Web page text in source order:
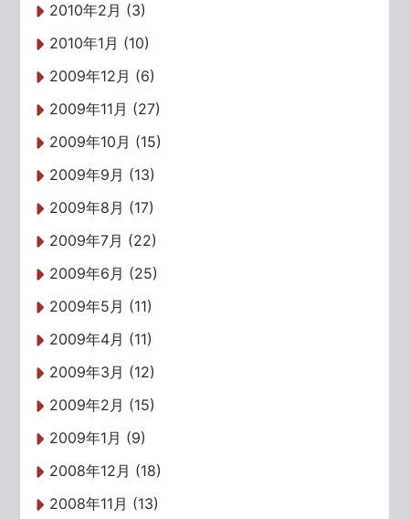
2010年2月 (3)
2010年1月 (10)
2009年12月 (6)
2009年11月 (27)
2009年10月 (15)
2009年9月 (13)
2009年8月 (17)
2009年7月 (22)
2009年6月 (25)
2009年5月 (11)
2009年4月 (11)
2009年3月 (12)
2009年2月 (15)
2009年1月 (9)
2008年12月 (18)
2008年11月 (13)